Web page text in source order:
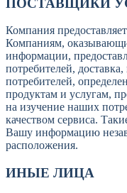
Компания
Компаниям,
информации,
потребителей,
потребителей,
продуктам и услугам,
на изучение наших
качеством сервиса.
Вашу информацию
расположения.
ИНЫЕ ЛИЦА